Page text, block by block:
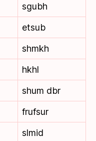
sgubh
etsub
shmkh
hkhl
shum dbr
frufsur
slmid